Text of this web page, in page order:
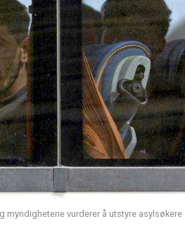
myndighetene vurderer å utstyre